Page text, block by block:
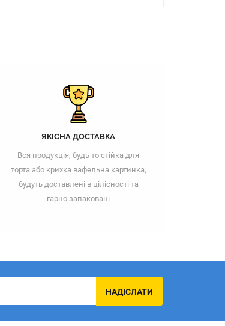
ЯКІСНА ДОСТАВКА
Вся продукція, будь то стійка для
торта або крихка вафельна картинка,
будуть доставлені в цілісності та
гарно запаковані
НАДІСЛАТИ